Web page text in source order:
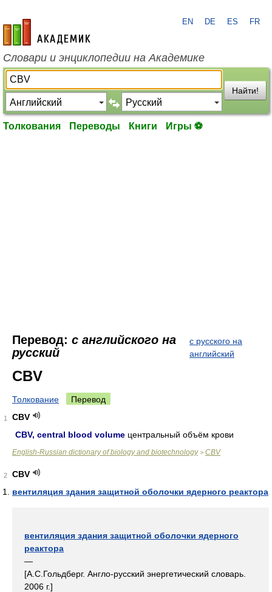
academic.ru
EN DE ES FR
Словари и энциклопедии на Академике
Найти!
Толкования Переводы Книги Игры ⚽
Перевод: с английского на
русский
с русского на
английский
CBV
Толкование Перевод
1
CBV
CBV, central blood volume центральный объём крови
English-Russian dictionary of biology and biotechnology> CBV
2
CBV
вентиляция здания защитной оболочки ядерного реактора
вентиляция здания защитной оболочки ядерного
реактора
—
[А.С.Гольдберг. Англо-русский энергетический словарь.
2006 г.]